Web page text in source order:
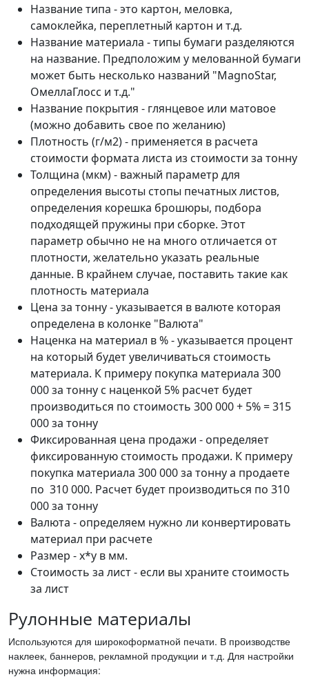
Название типа - это картон, меловка,
самоклейка, переплетный картон и т.д.
Название материала - типы бумаги разделяются
на название. Предположим у мелованной бумаги
может быть несколько названий "MagnoStar,
ОмеллаГлосс и т.д."
Название покрытия - глянцевое или матовое
(можно добавить свое по желанию)
Плотность (г/м2) - применяется в расчета
стоимости формата листа из стоимости за тонну
Толщина (мкм) - важный параметр для
определения высоты стопы печатных листов,
определения корешка брошюры, подбора
подходящей пружины при сборке. Этот
параметр обычно не на много отличается от
плотности, желательно указать реальные
данные. В крайнем случае, поставить такие как
плотность материала
Цена за тонну - указывается в валюте которая
определена в колонке "Валюта"
Наценка на материал в % - указывается процент
на который будет увеличиваться стоимость
материала. К примеру покупка материала 300
000 за тонну с наценкой 5% расчет будет
производиться по стоимость 300 000 + 5% = 315
000 за тонну
Фиксированная цена продажи - определяет
фиксированную стоимость продажи. К примеру
покупка материала 300 000 за тонну а продаете
по 310 000. Расчет будет производиться по 310
000 за тонну
Валюта - определяем нужно ли конвертировать
материал при расчете
Размер - x*y в мм.
Стоимость за лист - если вы храните стоимость
за лист
Рулонные материалы
Используются для широкоформатной печати. В производстве
наклеек, баннеров, рекламной продукции и т.д. Для настройки
нужна информация: